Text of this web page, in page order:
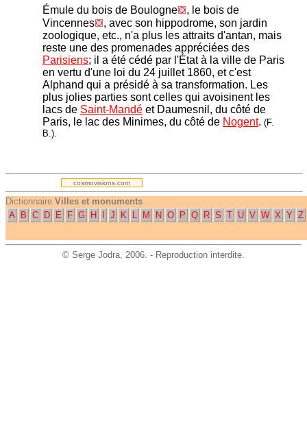
Émule du bois de Boulogne
, le bois de
Vincennes
, avec son hippodrome, son jardin
zoologique, etc., n'a plus les attraits d'antan, mais
reste une des promenades appréciées des
Parisiens; il a été cédé par l'État à la ville de Paris
en vertu d'une loi du 24 juillet 1860, et c'est
Alphand qui a présidé à sa transformation. Les
plus jolies parties sont celles qui avoisinent les
lacs de Saint-Mandé et Daumesnil, du côté de
Paris, le lac des Minimes, du côté de Nogent. (F.
B.).
.
cosmovisions.com
Dictionnaire Villes et monuments
A
B C D E F G H J K L M N O P Q R S T U V W X Y Z
© Serge Jodra, 2006. - Reproduction interdite.